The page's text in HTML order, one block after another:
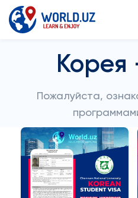
Корея
Пожалуйста,